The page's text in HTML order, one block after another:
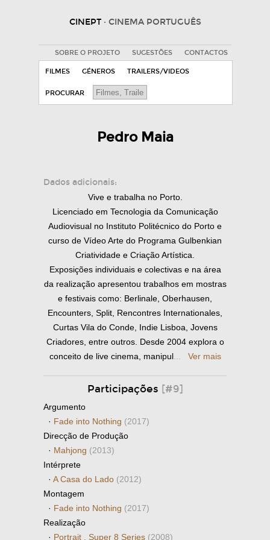
CINEPT · CINEMA PORTUGUÊS
SOBRE O PROJETO SUGESTÕES CONTACTOS
FILMES GÉNEROS TRAILERS/VIDEOS
PROCURAR
Pedro Maia
Dados adicionais:
Vive e trabalha no Porto.
Licenciado em Tecnologia da Comunicação
Audiovisual no Instituto Politécnico do Porto e
curso de Vídeo Arte do Programa Gulbenkian
Criatividade e Criação Artística.
Exposições individuais e colectivas e na área
da realização apresentou trabalhos em mostras
e festivais como: Berlinale, Oberhausen,
Encounters, Split, Rencontres Internationales,
Curtas Vila do Conde, Indie Lisboa, Jovens
Criadores, entre outros. Desde 2004 explora o
conceito de live cinema, manipul... Ver mais
Participações [#9]
Argumento
· Fade into Nothing (2017)
Direcção de Produção
· Mahjong (2013)
Intérprete
· A Casa do Lado (2012)
Montagem
· Fade into Nothing (2017)
Realização
· Portrait . Super 8 Series (2008)